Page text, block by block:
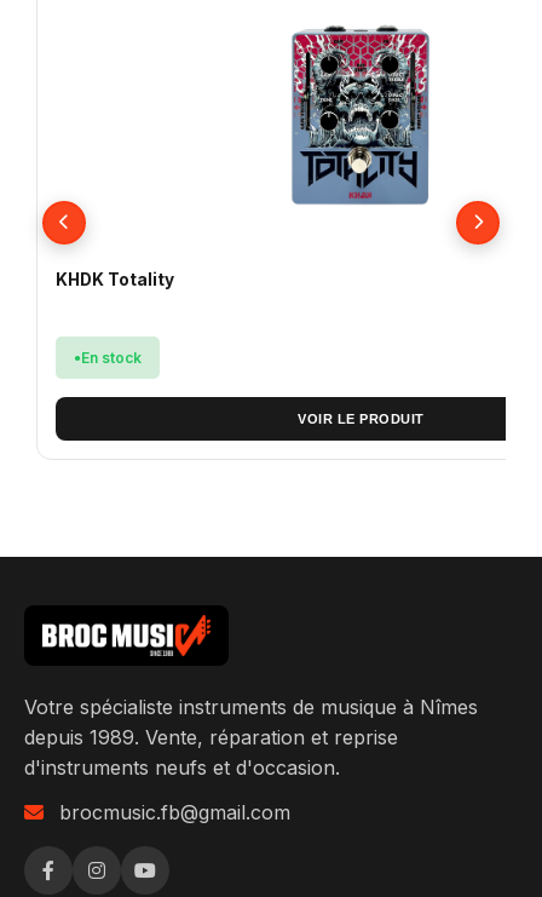
KHDK Totality
En stock
VOIR LE PRODUIT
Votre spécialiste instruments de musique à Nîmes
depuis 1989. Vente, réparation et reprise
d'instruments neufs et d'occasion.
brocmusic.fb@gmail.com